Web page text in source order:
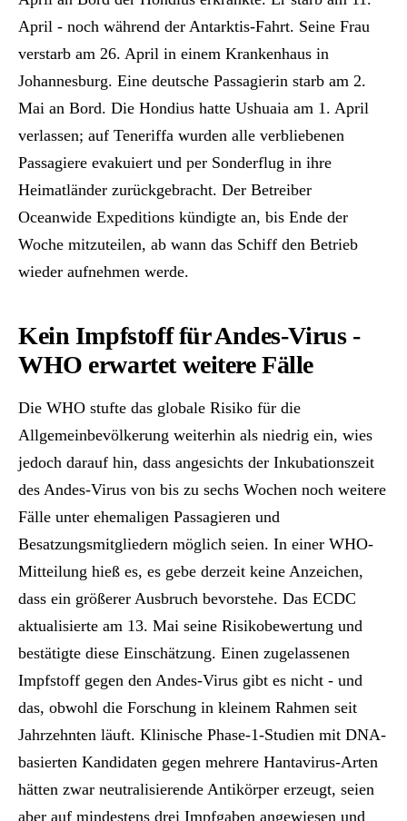
April - noch während der Antarktis-Fahrt. Seine Frau
verstarb am 26. April in einem Krankenhaus in
Johannesburg. Eine deutsche Passagierin starb am 2.
Mai an Bord. Die Hondius hatte Ushuaia am 1. April
verlassen; auf Teneriffa wurden alle verbliebenen
Passagiere evakuiert und per Sonderflug in ihre
Heimatländer zurückgebracht. Der Betreiber
Oceanwide Expeditions kündigte an, bis Ende der
Woche mitzuteilen, ab wann das Schiff den Betrieb
wieder aufnehmen werde.
Kein Impfstoff für Andes-Virus -
WHO erwartet weitere Fälle
Die WHO stufte das globale Risiko für die
Allgemeinbevölkerung weiterhin als niedrig ein, wies
jedoch darauf hin, dass angesichts der Inkubationszeit
des Andes-Virus von bis zu sechs Wochen noch weitere
Fälle unter ehemaligen Passagieren und
Besatzungsmitgliedern möglich seien. In einer WHO-
Mitteilung hieß es, es gebe derzeit keine Anzeichen,
dass ein größerer Ausbruch bevorstehe. Das ECDC
aktualisierte am 13. Mai seine Risikobewertung und
bestätigte diese Einschätzung. Einen zugelassenen
Impfstoff gegen den Andes-Virus gibt es nicht - und
das, obwohl die Forschung in kleinem Rahmen seit
Jahrzehnten läuft. Klinische Phase-1-Studien mit DNA-
basierten Kandidaten gegen mehrere Hantavirus-Arten
hätten zwar neutralisierende Antikörper erzeugt, seien
aber auf mindestens drei Impfgaben angewiesen und